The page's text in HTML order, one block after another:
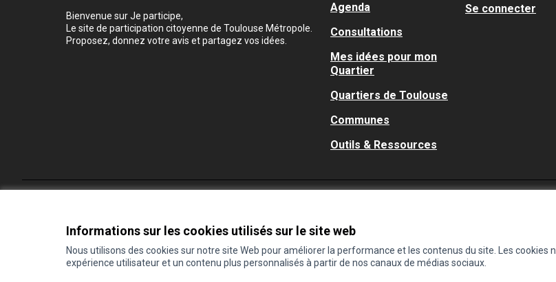
Informations sur les cookies utilisés sur le site web
Nous utilisons des cookies sur notre site Web pour améliorer la performance et les contenus du site. Les
expérience utilisateur et un contenu plus personnalisés à partir de nos canaux de médias sociaux.
Bienvenue sur Je participe,
Le site de participation citoyenne de Toulouse Métropole.
Proposez, donnez votre avis et partagez vos idées.
Agenda
Consultations
Mes idées pour mon
Quartier
Quartiers de Toulouse
Communes
Outils & Ressources
Se connecter